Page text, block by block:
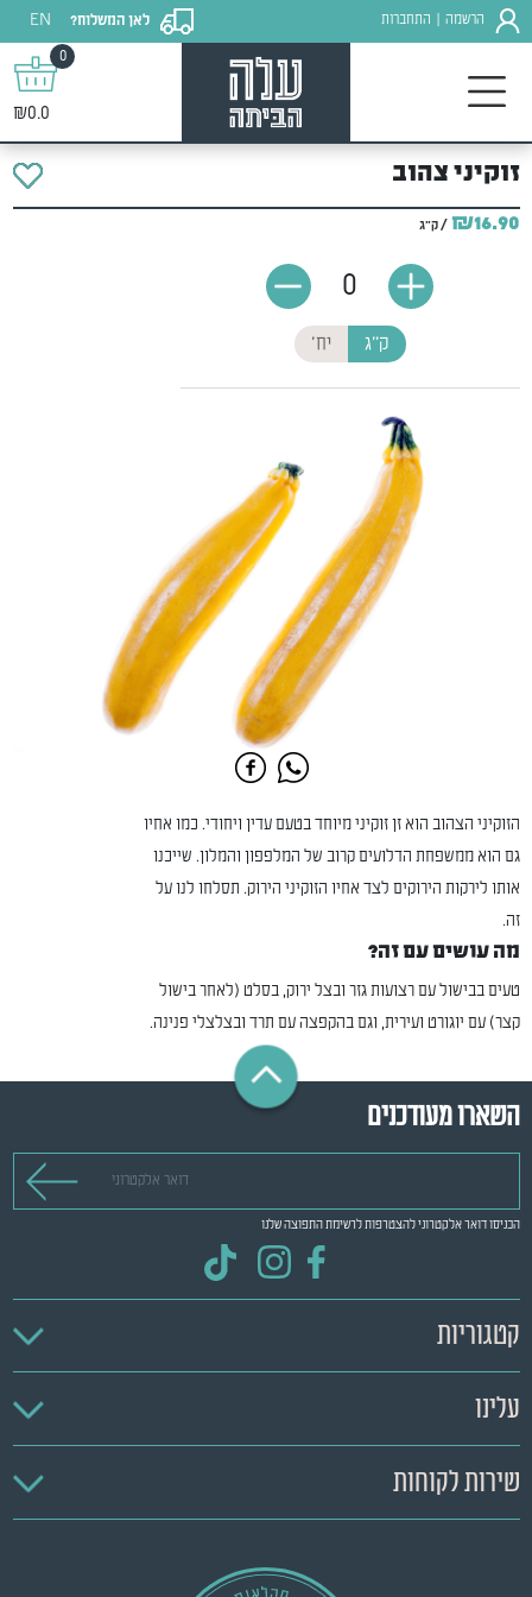
הרשמה התחברות לאן המשלוח?
EN
0
₪0.0
זוקיני צהוב
₪16.90 / ק"ג
ק"ג יח'
0
הזוקיני הצהוב הוא זן זוקיני מיוחד בטעם עדין ויחודי. כמו אחיו
גם הוא ממשפחת הדלועים קרוב של המלפפון והמלון. שייכנו
אותו לירקות הירוקים לצד אחיו הזוקיני הירוק. תסלחו לנו על
זה.
מה עושים עם זה?
טעים בבישול עם רצועות גזר ובצל ירוק, בסלט (לאחר בישול
קצר) עם יוגורט ועירית, וגם בהקפצה עם תרד ובצלצלי פנינה.
השארו מעודכנים
הכניסו דואר אלקטרוני להצטרפות לרשימת התפוצה שלנו
קטגוריות
עלינו
שירות לקוחות